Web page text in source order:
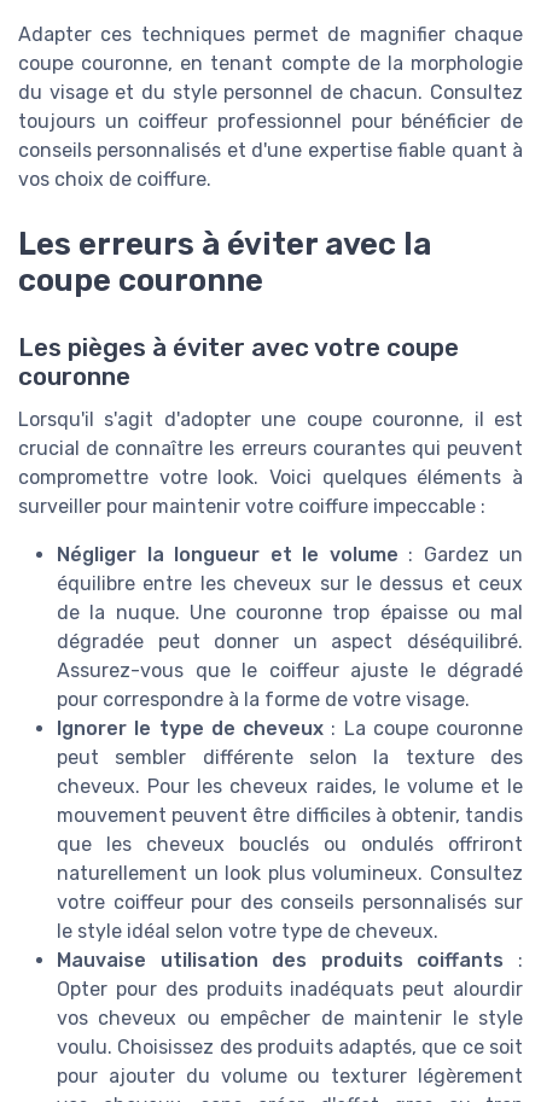
Adapter ces techniques permet de magnifier chaque
coupe couronne, en tenant compte de la morphologie
du visage et du style personnel de chacun. Consultez
toujours un coiffeur professionnel pour bénéficier de
conseils personnalisés et d'une expertise fiable quant à
vos choix de coiffure.
Les erreurs à éviter avec la
coupe couronne
Les pièges à éviter avec votre coupe
couronne
Lorsqu'il s'agit d'adopter une coupe couronne, il est
crucial de connaître les erreurs courantes qui peuvent
compromettre votre look. Voici quelques éléments à
surveiller pour maintenir votre coiffure impeccable :
Négliger la longueur et le volume : Gardez un
équilibre entre les cheveux sur le dessus et ceux
de la nuque. Une couronne trop épaisse ou mal
dégradée peut donner un aspect déséquilibré.
Assurez-vous que le coiffeur ajuste le dégradé
pour correspondre à la forme de votre visage.
Ignorer le type de cheveux : La coupe couronne
peut sembler différente selon la texture des
cheveux. Pour les cheveux raides, le volume et le
mouvement peuvent être difficiles à obtenir, tandis
que les cheveux bouclés ou ondulés offriront
naturellement un look plus volumineux. Consultez
votre coiffeur pour des conseils personnalisés sur
le style idéal selon votre type de cheveux.
Mauvaise utilisation des produits coiffants :
Opter pour des produits inadéquats peut alourdir
vos cheveux ou empêcher de maintenir le style
voulu. Choisissez des produits adaptés, que ce soit
pour ajouter du volume ou texturer légèrement